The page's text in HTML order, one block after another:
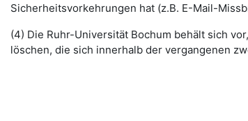
Sicherheitsvorkehrungen hat (z.B. E-Mail-
(4) Die Ruhr-Universität Bochum behält sich
löschen, die sich innerhalb der vergangenen